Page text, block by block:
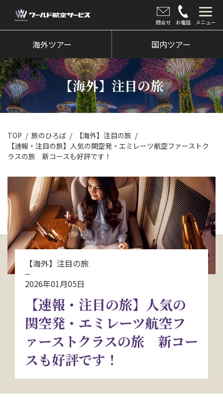
問合せ お電話 メニュー
海外ツアー
国内ツアー
クルーズツアー
ツアー催行状況
旅のひろば
イベント
新着情報
会社情報
お問い合わせ
電話にてお問い合わせ
検索
海外ツアー 国内ツアー
【海外】注目の旅
TOP 旅のひろば
【海外】注目の旅
【速報・注目の旅】人気の関空発・エミレーツ航空ファーストク
ラスの旅 新コースも好評です！
【海外】注目の旅
2026年01月05日
【速報・注目の旅】人気の
関空発・エミレーツ航空フ
ァーストクラスの旅 新コー
スも好評です！